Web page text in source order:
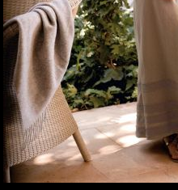
Πουπουλένιο χήνας
Παπλώματα
Φυσικά υλικά
Πουπουλένιο χήνας
Microfiber
Προστατευτικά
στρωμάτων
Σεντόνια με λάστιχο
Βρεφικά και παιδικά
σεντόνια
Κουβέρτες